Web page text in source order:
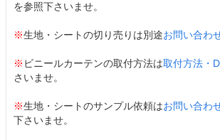
を参照下さいませ。
※生地・シートの切り売りは別途お問い合わ
※ ビニールカーテンの取付方法は取付方法・
さいませ。
※生地・シートのサンプル依頼はお問い合わ
下さいませ。